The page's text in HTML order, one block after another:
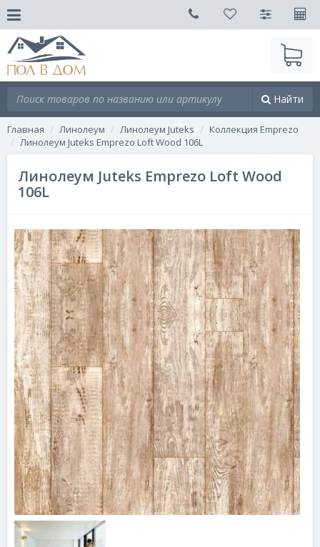
Найти
Главная Линолеум Линолеум Juteks
Коллекция Emprezo
Линолеум Juteks Emprezo Loft Wood 106L
Линолеум Juteks Emprezo Loft Wood
106L